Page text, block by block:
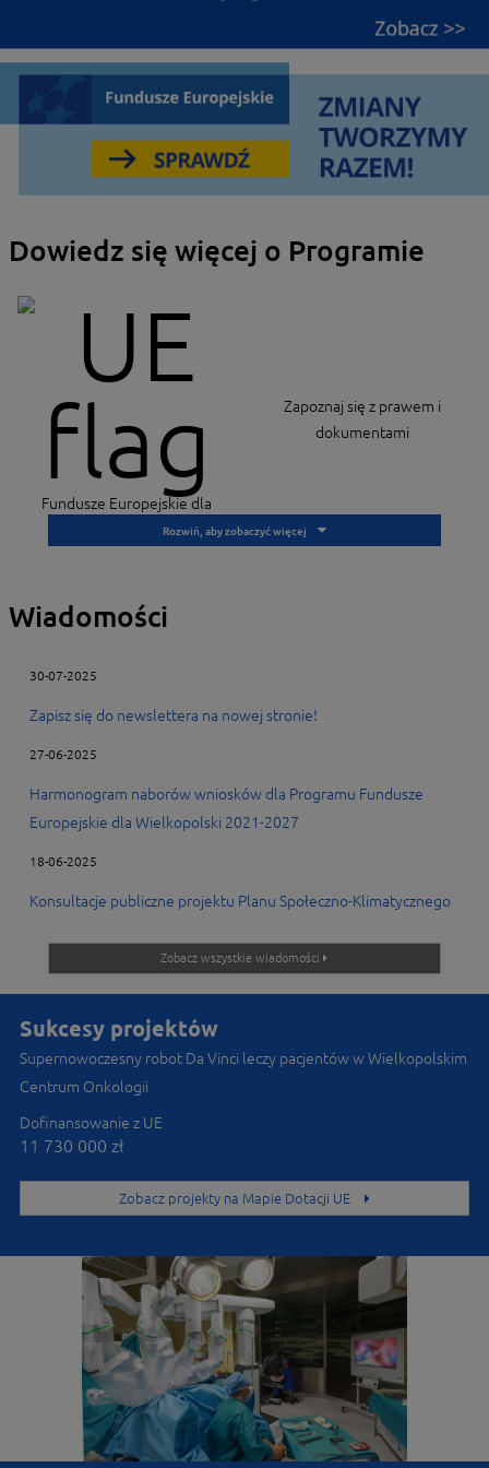
Dowiedz się więcej o Programie
Fundusze Europejskie dla
Wielkopolski 2021-2027
Zapoznaj się z prawem i
dokumentami
Dowiedz się o Lokalnym
Systemie Informatycznym
(LSI2014+, LSI2021+)
Znajdź Punkt Informacyjny
Wiadomości
30-07-2025
Zapisz się do newslettera na nowej stronie!
27-06-2025
Harmonogram naborów wniosków dla Programu Fundusze
Europejskie dla Wielkopolski 2021-2027
18-06-2025
Konsultacje publiczne projektu Planu Społeczno-Klimatycznego
Zobacz wszystkie wiadomości
Sukcesy projektów
Supernowoczesny robot Da Vinci leczy pacjentów w Wielkopolskim
Centrum Onkologii
Dofinansowanie z UE
11 730 000 zł
Zobacz projekty na Mapie Dotacji UE